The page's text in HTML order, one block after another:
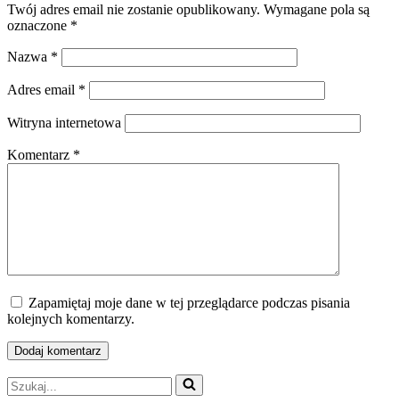
Twój adres email nie zostanie opublikowany. Wymagane pola są
oznaczone *
Nazwa *
Adres email *
Witryna internetowa
Komentarz *
Zapamiętaj moje dane w tej przeglądarce podczas pisania
kolejnych komentarzy.
Szukaj...